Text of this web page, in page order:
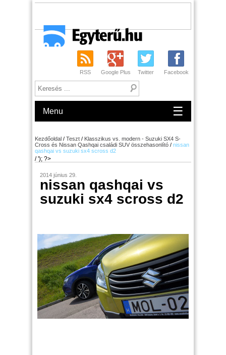
RSS Google Plus Twitter Facebook
Menu ☰
Kezdőoldal / Teszt / Klasszikus vs. modern - Suzuki SX4 S-
Cross és Nissan Qashqai családi SUV összehasonlító / nissan
qashqai vs suzuki sx4 scross d2
/ '); ?>
2014 június 29.
nissan qashqai vs
suzuki sx4 scross d2